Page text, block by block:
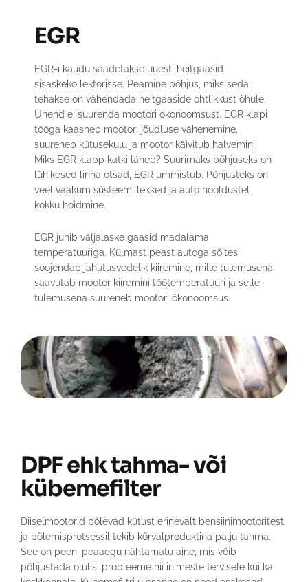
EGR
EGR-i kaudu saadetakse uuesti heitgaasid
sisaskekollektorisse. Peamine põhjus, miks seda
tehakse on vähendada heitgaaside ohtlikkust õhule.
Ühend ei suurenda mootori ökonoomsust. EGR klapi
tööga kaasneb mootori jõudluse vähenemine,
suureneb kütusekulu ja mootor käivitub halvemini.
Miks EGR klapp katki läheb? Suurimaks põhjuseks on
lühikesed linna otsad, EGR ummistub. Põhjusteks on
veel vaakum süsteemi lekked ja auto hooldustel
kokku hoidmine.
EGR juhib väljalaske gaasid madalama
temperatuuriga. Külmast peast autoga sõites
soojendab jahutusvedelik kiiremine, mille tulemusena
saavutab mootor kiiremini töötemperatuuri ja selle
tulemusena suureneb mootori ökonoomsus.
DPF ehk tahma- või
kübemefilter
Diiselmootorid põlevad kütust erinevalt bensiinimootoritest
ja põlemisprotsessil tekib kõrvalproduktina palju tahma.
See on peen, peaaegu nähtamatu aine, mis võib
põhjustada olulisi probleeme nii inimeste tervisele kui ka